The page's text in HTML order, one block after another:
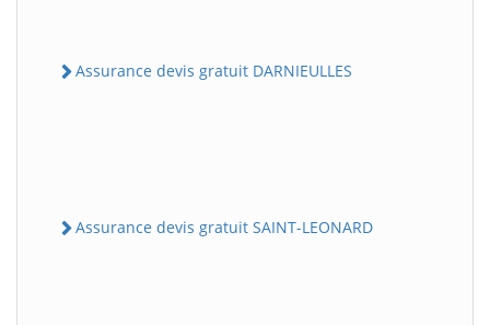
Assurance devis gratuit DARNIEULLES
Assurance devis gratuit SAINT-LEONARD